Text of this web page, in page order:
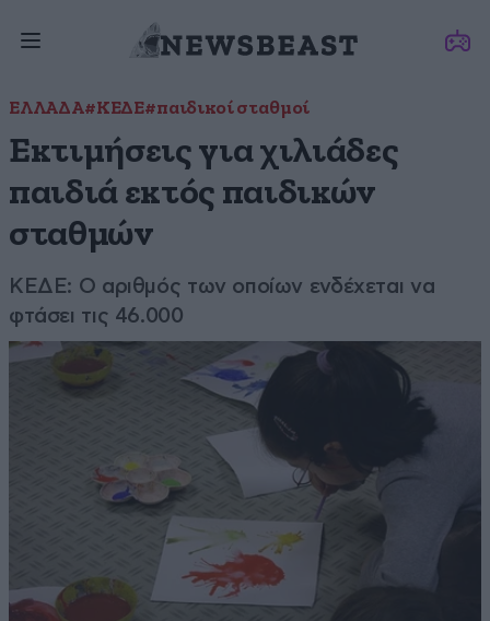
ΕΛΛΑΔΑ#ΚΕΔΕ#παιδικοί σταθμοί
Εκτιμήσεις για χιλιάδες
παιδιά εκτός παιδικών
σταθμών
ΚΕΔΕ: Ο αριθμός των οποίων ενδέχεται να
φτάσει τις 46.000